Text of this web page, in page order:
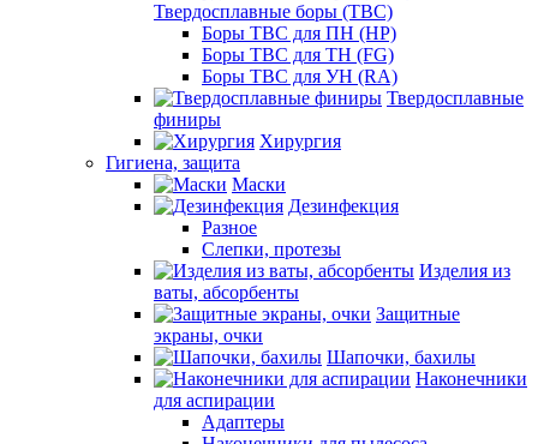
Твердосплавные боры (ТВС)
Боры ТВС для ПН (HP)
Боры ТВС для ТН (FG)
Боры ТВС для УН (RA)
Твердосплавные
финиры
Хирургия
Гигиена, защита
Маски
Дезинфекция
Разное
Слепки, протезы
Изделия из
ваты, абсорбенты
Защитные
экраны, очки
Шапочки, бахилы
Наконечники
для аспирации
Адаптеры